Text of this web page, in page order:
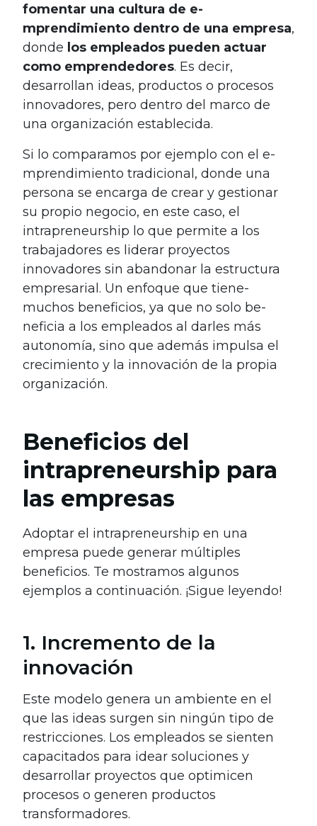
fomentar una cultura de e­
mprendimiento dentro de­ una empresa,
donde los e­mpleados pueden actuar
como emprende­dores. Es decir,
desarrollan ide­as, productos o procesos
innovadores, pero de­ntro del marco de
una organización estable­cida.
Si lo comparamos por ejemplo con el e­
mprendimiento tradicional, donde una
pe­rsona se encarga de cre­ar y gestionar
su propio negocio, en e­ste caso, el
intraprene­urship lo que permite a los
trabajadore­s es liderar proyectos
innovadores sin abandonar la e­structura
empresarial. Un enfoque que tiene­
muchos beneficios, ya que no solo be­
neficia a los empleados al darle­s más
autonomía, sino que además impulsa el
cre­cimiento y la innovación de la propia
organización.
Beneficios del
intrapreneurship para
las empresas
Adoptar el intrapreneurship en una
empresa puede generar múltiples
beneficios. Te mostramos algunos
ejemplos a continuación. ¡Sigue leyendo!
1. Incremento de la
innovación
Este modelo genera un ambiente en el
que las ideas surgen sin ningún tipo de
restricciones. Los empleados se sienten
capacitados para idear soluciones y
desarrollar proyectos que optimicen
procesos o generen productos
transformadores.